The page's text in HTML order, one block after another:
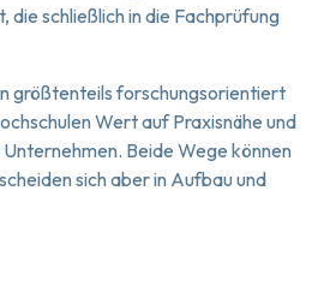
die schließlich in die Fachprüfung
größtenteils forschungsorientiert
Wert auf Praxisnähe und
Beide Wege können
sich aber in Aufbau und